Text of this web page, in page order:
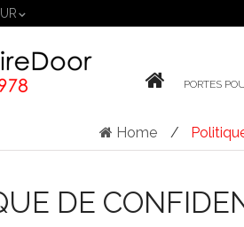
PORTES
Home
DE